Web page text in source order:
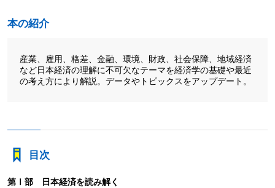
本の紹介
産業、雇用、格差、金融、環境、財政、社会保障、地域経済
など日本経済の理解に不可欠なテーマを経済学の基礎や最近
の考え方により解説。データやトピックスをアップデート。
目次
第Ⅰ部 日本経済を読み解く